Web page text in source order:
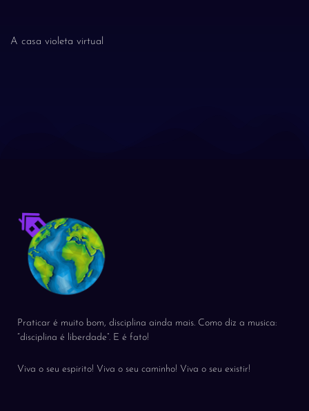
A casa violeta virtual
Praticar é muito bom, disciplina ainda mais. Como diz a musica:
“disciplina é liberdade”. E é fato!
Viva o seu espirito! Viva o seu caminho! Viva o seu existir!